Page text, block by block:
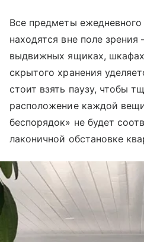
Все предметы ежедневного
находятся вне поле
выдвижных ящиках,
скрытого хранения
стоит взять паузу, чтобы
расположение каждой
беспорядок» не будет
лаконичной обстановке